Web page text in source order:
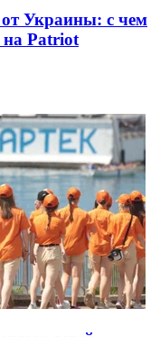
от Украины: с чем
на Patriot